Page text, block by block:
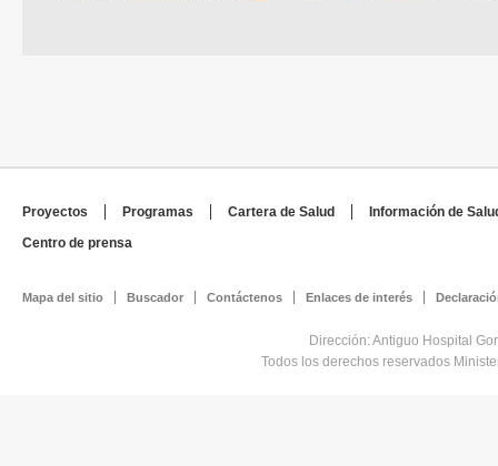
Proyectos Programas Cartera de Salud
Información de
Centro de prensa
Mapa del sitio Buscador Contáctenos Enlaces de interés
Dirección: Antiguo Hospital
Todos los derechos reservados